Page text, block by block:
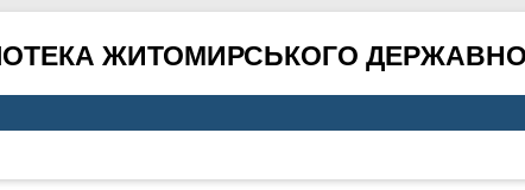
ЖИТОМИРСЬКОГО